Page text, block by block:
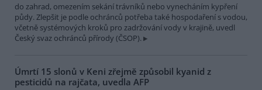
do zahrad, omezením sekání trávníků nebo vynecháním kypření
půdy. Zlepšit je podle ochránců potřeba také hospodaření s vodou,
včetně systémových kroků pro zadržování vody v krajině, uvedl
Český svaz ochránců přírody (ČSOP).
Úmrtí 15 slonů v Keni zřejmě způsobil kyanid z
pesticidů na rajčata, uvedla AFP